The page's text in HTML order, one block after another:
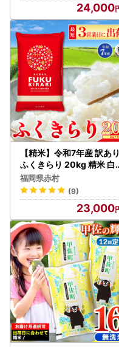
24,000
【精米】令和7年産 訳あり
ふくきらり 20kg 精米 白
米 (品番:3X2R7)
福岡県赤村
(9)
23,000